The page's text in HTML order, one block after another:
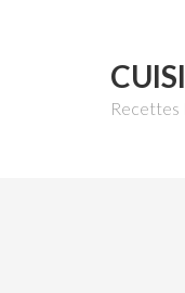
Recettes